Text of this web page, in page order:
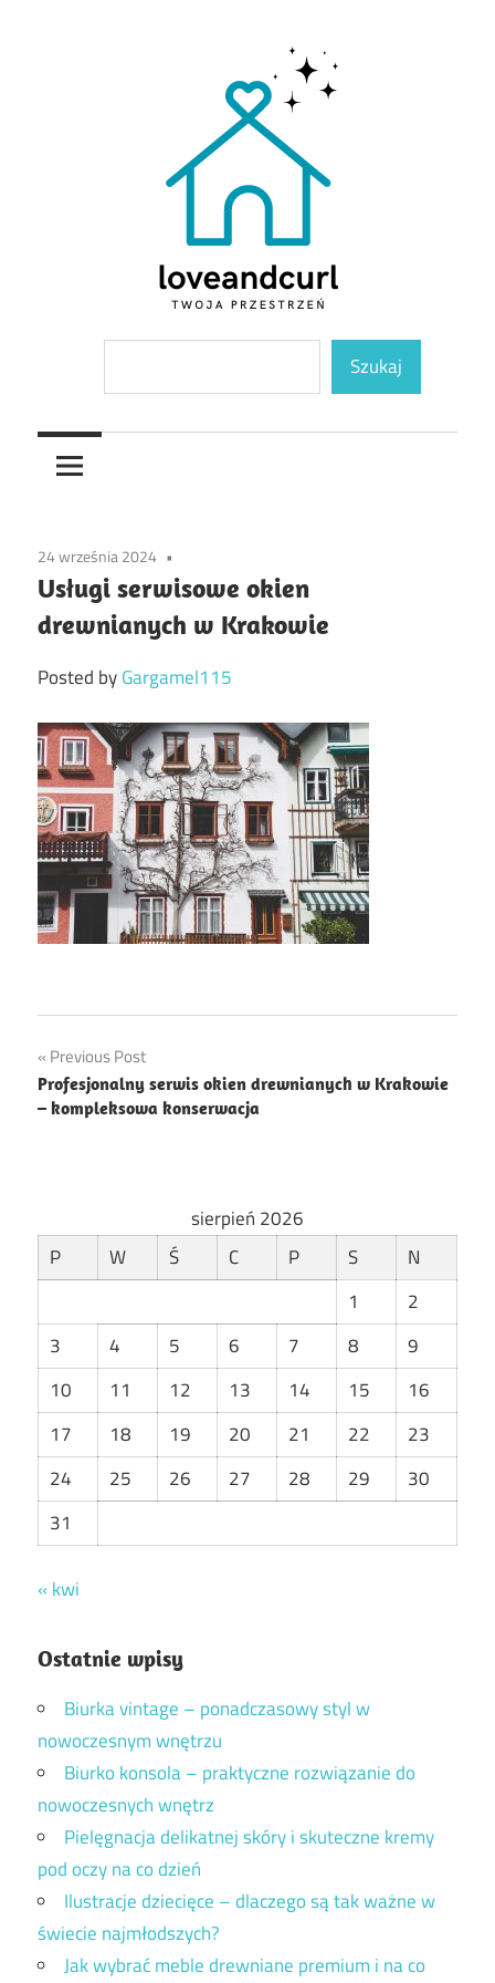
Loveandcurl Szukaj
24 września 2024
Usługi serwisowe okien
drewnianych w Krakowie
Posted byGargamel115
Nawigacja
wpisu
Previous Post
Profesjonalny serwis okien drewnianych w Krakowie
– kompleksowa konserwacja
sierpień 2026
P
W Ś C P S
N
1
2
3
4 5 6 7 8
9
10
11 12 13 14 15
16
17
18 19 20 21 22
23
24
25 26 27 28 29
30
31
« kwi
Ostatnie wpisy
Biurka vintage – ponadczasowy styl w
nowoczesnym wnętrzu
Biurko konsola – praktyczne rozwiązanie do
nowoczesnych wnętrz
Pielęgnacja delikatnej skóry i skuteczne kremy
pod oczy na co dzień
Ilustracje dziecięce – dlaczego są tak ważne w
świecie najmłodszych?
Jak wybrać meble drewniane premium i na co